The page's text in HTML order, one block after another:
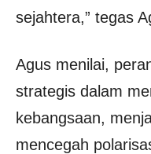
sejahtera,” tegas
Agus menilai,
strategis dalam
kebangsaan,
mencegah